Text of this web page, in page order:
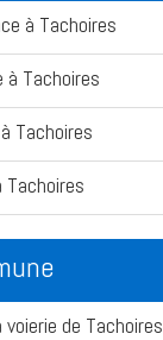
à Tachoires
à Tachoires
Tachoires
de Tachoires